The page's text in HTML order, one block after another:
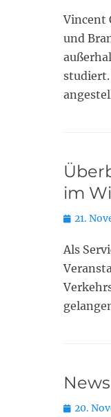
Vincent
und
studiert.
im
Posted
21.
Als
Posted
20.